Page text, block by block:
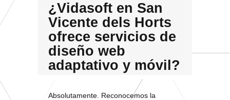
¿Vidasoft en San
Vicente dels Horts
ofrece servicios de
diseño web
adaptativo y móvil?
Absolutamente. Reconocemos la